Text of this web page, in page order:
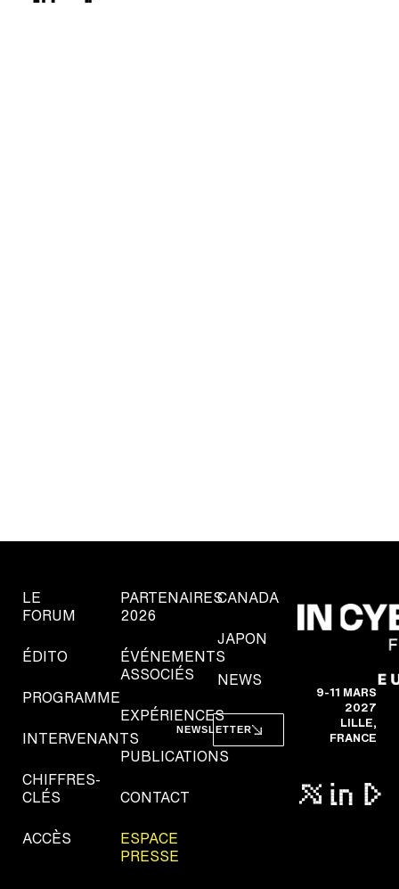
LE
FORUM
ÉDITO
PROGRAMME
INTERVENANTS
CHIFFRES-
CLÉS
ACCÈS
PARTENAIRES
2026
ÉVÉNEMENTS
ASSOCIÉS
EXPÉRIENCES
PUBLICATIONS
CONTACT
ESPACE
PRESSE
CANADA
JAPON
NEWS
NEWSLETTER
9-11 MARS
2027
LILLE,
FRANCE